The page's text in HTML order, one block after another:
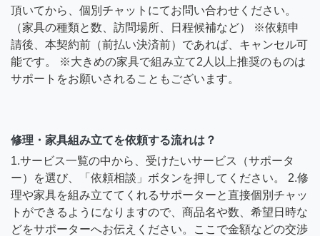
頂いてから、個別チャットにてお問い合わせください。
（家具の種類と数、訪問場所、日程候補など） ※依頼申
請後、本契約前（前払い決済前）であれば、キャンセル可
能です。 ※大きめの家具で組み立て2人以上推奨のものは
サポートをお願いされることもございます。
修理・家具組み立てを依頼する流れは？
1.サービス一覧の中から、受けたいサービス（サポータ
ー）を選び、「依頼相談」ボタンを押してください。 2.修
理や家具を組み立ててくれるサポーターと直接個別チャッ
トができるようになりますので、商品名や数、希望日時な
どをサポーターへお伝えください。ここで金額などの交渉